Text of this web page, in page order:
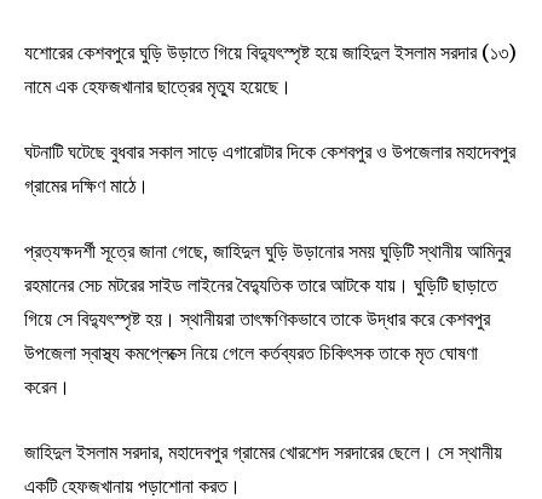
যশোরের কেশবপুরে ঘুড়ি উড়াতে গিয়ে বিদ্যুৎস্পৃষ্ট হয়ে জাহিদুল ইসলাম সরদার (১৩)
নামে এক হেফজখানার ছাত্রের মৃত্যু হয়েছে।
ঘটনাটি ঘটেছে বুধবার সকাল সাড়ে এগারোটার দিকে কেশবপুর ও উপজেলার মহাদেবপুর
গ্রামের দক্ষিণ মাঠে।
প্রত্যক্ষদর্শী সূত্রে জানা গেছে, জাহিদুল ঘুড়ি উড়ানোর সময় ঘুড়িটি স্থানীয় আমিনুর
রহমানের সেচ মটরের সাইড লাইনের বৈদ্যুতিক তারে আটকে যায়। ঘুড়িটি ছাড়াতে
গিয়ে সে বিদ্যুৎস্পৃষ্ট হয়। স্থানীয়রা তাৎক্ষণিকভাবে তাকে উদ্ধার করে কেশবপুর
উপজেলা স্বাস্থ্য কমপ্লেক্সে নিয়ে গেলে কর্তব্যরত চিকিৎসক তাকে মৃত ঘোষণা
করেন।
জাহিদুল ইসলাম সরদার, মহাদেবপুর গ্রামের খোরশেদ সরদারের ছেলে। সে স্থানীয়
একটি হেফজখানায় পড়াশোনা করত।